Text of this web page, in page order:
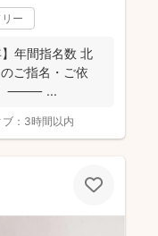
ー
年間指名数 北
ご指名・ご依
！ ⸻ ...
： 3時間以内